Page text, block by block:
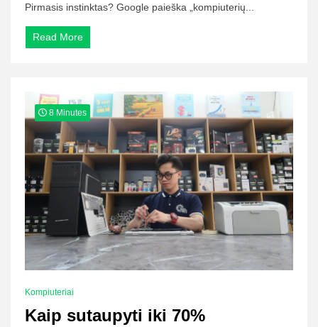
Pirmasis instinktas? Google paieška „kompiuterių...
Read More
8 Minutes
Kompiuteriai
Kaip sutaupyti iki 70%